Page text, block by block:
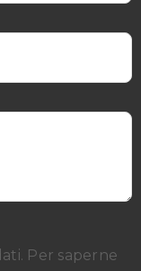
Per saperne